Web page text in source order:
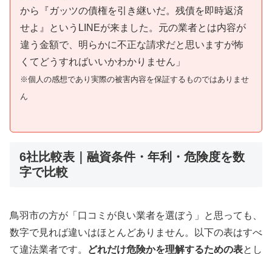
から『ガッツの債権を引き継いだ。残債を即時返済
せよ』というLINEが来ました。元の業者とは内容が
違う金額で、明らかに不正な請求だと思いますが怖
くてどうすればいいかわかりません」
※個人の感想であり実際の被害内容を保証するものではありませ
ん
6社比較表｜融資条件・年利・危険度を数
字で比較
鳥羽市の方が「口コミが良い業者を選ぼう」と思っても、
数字で見れば違いはほとんどありません。以下の表はすべ
て違法業者です。
どれだけ危険かを理解するための表とし